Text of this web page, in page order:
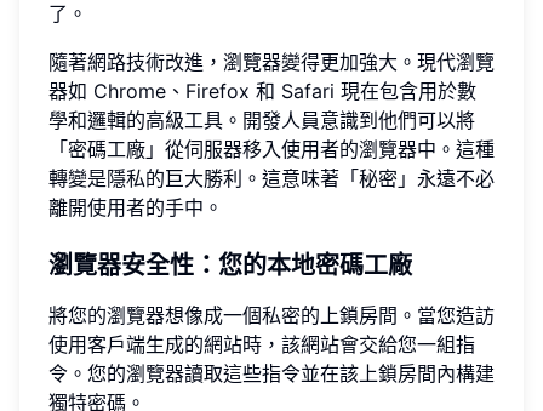
了。
隨著網路技術改進，瀏覽器變得更加強大。現代瀏覽
器如 Chrome、Firefox 和 Safari 現在包含用於數
學和邏輯的高級工具。開發人員意識到他們可以將
「密碼工廠」從伺服器移入使用者的瀏覽器中。這種
轉變是隱私的巨大勝利。這意味著「秘密」永遠不必
離開使用者的手中。
瀏覽器安全性：您的本地密碼工廠
將您的瀏覽器想像成一個私密的上鎖房間。當您造訪
使用客戶端生成的網站時，該網站會交給您一組指
令。您的瀏覽器讀取這些指令並在該上鎖房間內構建
獨特密碼。